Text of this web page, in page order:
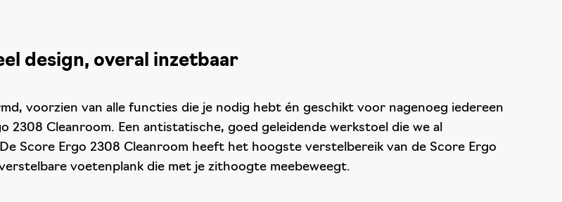
design, overal inzetbaar
voorzien van alle functies die je nodig hebt én geschikt voor nagenoeg iedereen
2308 Cleanroom. Een antistatische, goed geleidende werkstoel die we al
Score Ergo 2308 Cleanroom heeft het hoogste verstelbereik van de Score Ergo
voetenplank die met je zithoogte meebeweegt.